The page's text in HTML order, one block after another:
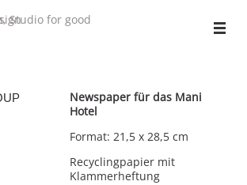
Newspaper für das Mani
Hotel
Format: 21,5 x 28,5 cm
Recyclingpapier mit
Klammerheftung